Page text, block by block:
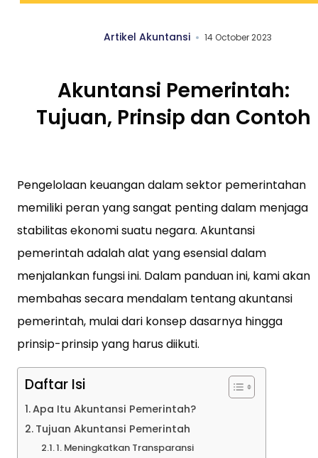
Artikel Akuntansi 14 October 2023
Akuntansi Pemerintah:
Tujuan, Prinsip dan Contoh
Pengelolaan keuangan dalam sektor pemerintahan
memiliki peran yang sangat penting dalam menjaga
stabilitas ekonomi suatu negara. Akuntansi
pemerintah adalah alat yang esensial dalam
menjalankan fungsi ini. Dalam panduan ini, kami akan
membahas secara mendalam tentang akuntansi
pemerintah, mulai dari konsep dasarnya hingga
prinsip-prinsip yang harus diikuti.
Daftar Isi
Apa Itu Akuntansi Pemerintah?
Tujuan Akuntansi Pemerintah
1. Meningkatkan Transparansi